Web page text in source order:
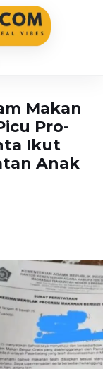
Makan
Pro-
Ikut
Anak